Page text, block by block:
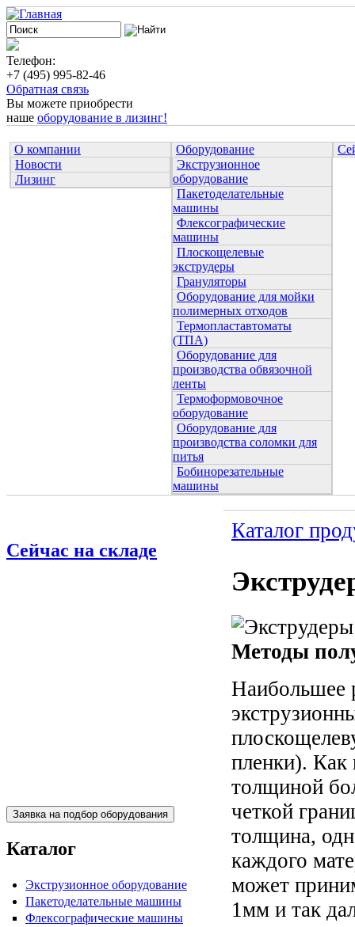
Телефон:
+7 (495) 995-82-46
Обратная связь
Вы можете приобрести
наше оборудование в лизинг!
О компании
Новости
Лизинг
Оборудование
Экструзионное
оборудование
Пакетоделательные
машины
Флексографические
машины
Плоскощелевые
экструдеры
Грануляторы
Оборудование для мойки
полимерных отходов
Термопластавтоматы
(ТПА)
Оборудование для
производства обвязочной
ленты
Термоформовочное
оборудование
Оборудование для
производства соломки для
питья
Бобинорезательные
машины
Сейчас на складе
Каталог
Экструзионное оборудование
Пакетоделательные машины
Флексографические машины
Каталог
Методы
Наибольшее
пленки). Как
толщиной
четкой
толщина,
каждого
может
1мм и так